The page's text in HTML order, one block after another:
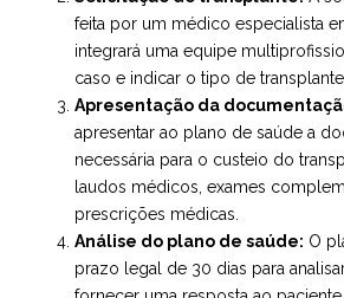
feita por um médico especialista
integrará uma equipe
caso e indicar o tipo de
Apresentação da
apresentar ao plano de saúde a
necessária para o custeio do
laudos médicos, exames
prescrições médicas.
Análise do plano de saúde: O
prazo legal de 30 dias para